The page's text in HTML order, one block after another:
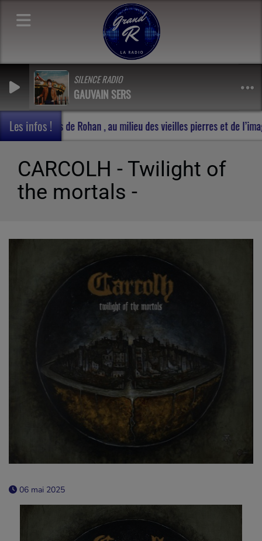
SILENCE RADIO
GAUVAIN SERS
Les infos !
de voyage en Terres de Rohan , au milieu des vieilles
CARCOLH - Twilight of
the mortals -
06 mai 2025